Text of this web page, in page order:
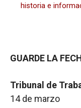
historia e
GUARDE LA
Tribunal de
14 de marzo